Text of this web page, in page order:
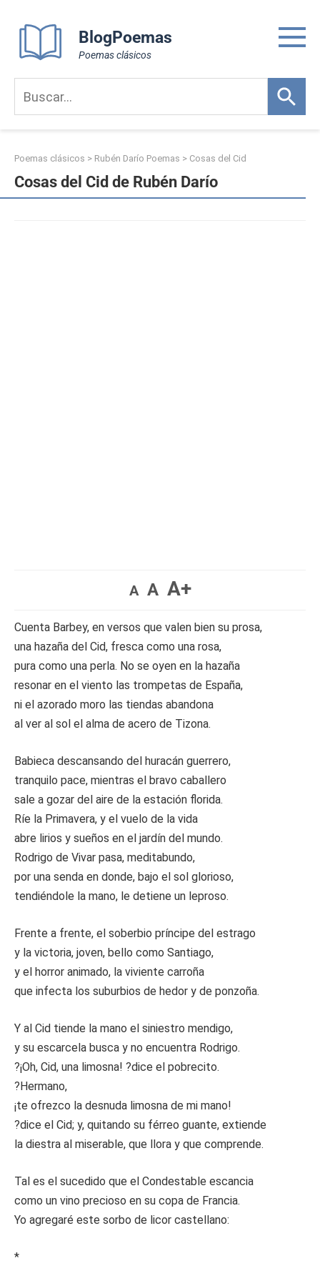
content
BlogPoemas
Poemas clásicos
Poemas clásicos > Rubén Darío Poemas > Cosas del Cid
Cosas del Cid de Rubén Darío
A A A+
Cuenta Barbey, en versos que valen bien su prosa,
una hazaña del Cid, fresca como una rosa,
pura como una perla. No se oyen en la hazaña
resonar en el viento las trompetas de España,
ni el azorado moro las tiendas abandona
al ver al sol el alma de acero de Tizona.
Babieca descansando del huracán guerrero,
tranquilo pace, mientras el bravo caballero
sale a gozar del aire de la estación florida.
Ríe la Primavera, y el vuelo de la vida
abre lirios y sueños en el jardín del mundo.
Rodrigo de Vivar pasa, meditabundo,
por una senda en donde, bajo el sol glorioso,
tendiéndole la mano, le detiene un leproso.
Frente a frente, el soberbio príncipe del estrago
y la victoria, joven, bello como Santiago,
y el horror animado, la viviente carroña
que infecta los suburbios de hedor y de ponzoña.
Y al Cid tiende la mano el siniestro mendigo,
y su escarcela busca y no encuentra Rodrigo.
?¡Oh, Cid, una limosna! ?dice el pobrecito.
?Hermano,
¡te ofrezco la desnuda limosna de mi mano!
?dice el Cid; y, quitando su férreo guante, extiende
la diestra al miserable, que llora y que comprende.
Tal es el sucedido que el Condestable escancia
como un vino precioso en su copa de Francia.
Yo agregaré este sorbo de licor castellano:
*